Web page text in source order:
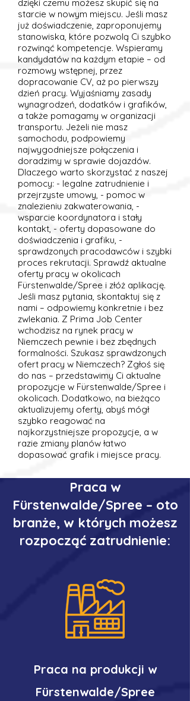
dzięki czemu możesz skupić się na
starcie w nowym miejscu. Jeśli masz
już doświadczenie, zaproponujemy
stanowiska, które pozwolą Ci szybko
rozwinąć kompetencje. Wspieramy
kandydatów na każdym etapie – od
rozmowy wstępnej, przez
dopracowanie CV, aż po pierwszy
dzień pracy. Wyjaśniamy zasady
wynagrodzeń, dodatków i grafików,
a także pomagamy w organizacji
transportu. Jeżeli nie masz
samochodu, podpowiemy
najwygodniejsze połączenia i
doradzimy w sprawie dojazdów.
Dlaczego warto skorzystać z naszej
pomocy: - legalne zatrudnienie i
przejrzyste umowy, - pomoc w
znalezieniu zakwaterowania, -
wsparcie koordynatora i stały
kontakt, - oferty dopasowane do
doświadczenia i grafiku, -
sprawdzonych pracodawców i szybki
proces rekrutacji. Sprawdź aktualne
oferty pracy w okolicach
Fürstenwalde/Spree i złóż aplikację.
Jeśli masz pytania, skontaktuj się z
nami – odpowiemy konkretnie i bez
zwlekania. Z Prima Job Center
wchodzisz na rynek pracy w
Niemczech pewnie i bez zbędnych
formalności. Szukasz sprawdzonych
ofert pracy w Niemczech? Zgłoś się
do nas – przedstawimy Ci aktualne
propozycje w Fürstenwalde/Spree i
okolicach. Dodatkowo, na bieżąco
aktualizujemy oferty, abyś mógł
szybko reagować na
najkorzystniejsze propozycje, a w
razie zmiany planów łatwo
dopasować grafik i miejsce pracy.
Praca w
Fürstenwalde/Spree – oto
branże, w których możesz
rozpocząć zatrudnienie:
Praca na produkcji w
Fürstenwalde/Spree